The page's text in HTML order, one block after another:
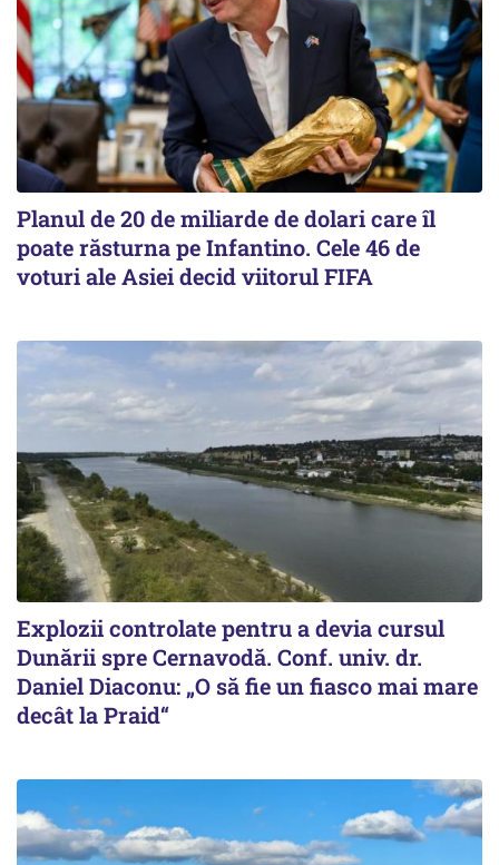
Planul de 20 de miliarde de dolari care îl
poate răsturna pe Infantino. Cele 46 de
voturi ale Asiei decid viitorul FIFA
Explozii controlate pentru a devia cursul
Dunării spre Cernavodă. Conf. univ. dr.
Daniel Diaconu: „O să fie un fiasco mai mare
decât la Praid“